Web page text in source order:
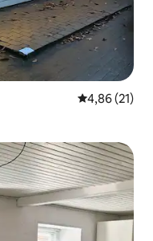
Середня
4,86 (21)